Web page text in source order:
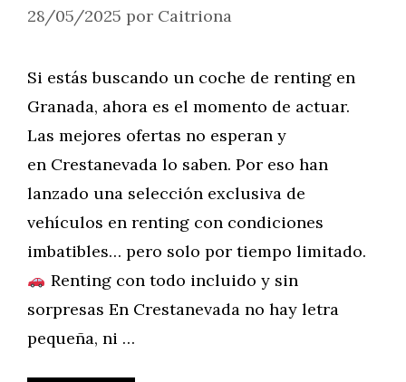
28/05/2025 por Caitriona
Si estás buscando un coche de renting en
Granada, ahora es el momento de actuar.
Las mejores ofertas no esperan y
en Crestanevada lo saben. Por eso han
lanzado una selección exclusiva de
vehículos en renting con condiciones
imbatibles… pero solo por tiempo limitado.
Renting con todo incluido y sin
sorpresas En Crestanevada no hay letra
pequeña, ni …